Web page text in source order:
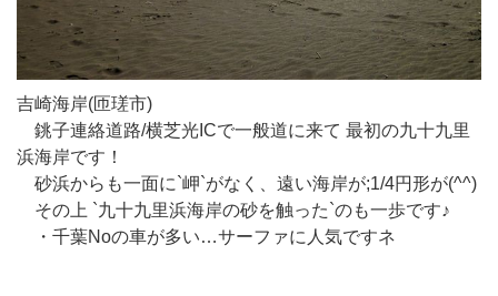
吉崎海岸(匝瑳市)
銚子連絡道路/横芝光ICで一般道に来て 最初の九十九里
浜海岸です！
砂浜からも一面に`岬`がなく、遠い海岸が;1/4円形が(^^)
その上 `九十九里浜海岸の砂を触った`のも一歩です♪
・千葉Noの車が多い…サーファに人気ですネ